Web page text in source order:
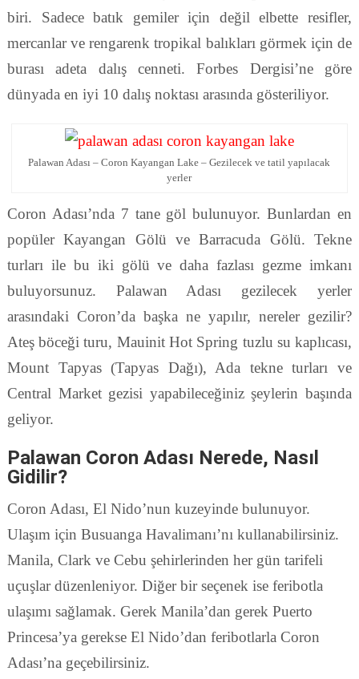
biri. Sadece batık gemiler için değil elbette resifler,
mercanlar ve rengarenk tropikal balıkları görmek için de
burası adeta dalış cenneti. Forbes Dergisi’ne göre
dünyada en iyi 10 dalış noktası arasında gösteriliyor.
Palawan Adası – Coron Kayangan Lake – Gezilecek ve tatil yapılacak
yerler
Coron Adası’nda 7 tane göl bulunuyor. Bunlardan en
popüler Kayangan Gölü ve Barracuda Gölü. Tekne
turları ile bu iki gölü ve daha fazlası gezme imkanı
buluyorsunuz. Palawan Adası gezilecek yerler
arasındaki Coron’da başka ne yapılır, nereler gezilir?
Ateş böceği turu, Mauinit Hot Spring tuzlu su kaplıcası,
Mount Tapyas (Tapyas Dağı), Ada tekne turları ve
Central Market gezisi yapabileceğiniz şeylerin başında
geliyor.
Palawan Coron Adası Nerede, Nasıl
Gidilir?
Coron Adası, El Nido’nun kuzeyinde bulunuyor.
Ulaşım için Busuanga Havalimanı’nı kullanabilirsiniz.
Manila, Clark ve Cebu şehirlerinden her gün tarifeli
uçuşlar düzenleniyor. Diğer bir seçenek ise feribotla
ulaşımı sağlamak. Gerek Manila’dan gerek Puerto
Princesa’ya gerekse El Nido’dan feribotlarla Coron
Adası’na geçebilirsiniz.